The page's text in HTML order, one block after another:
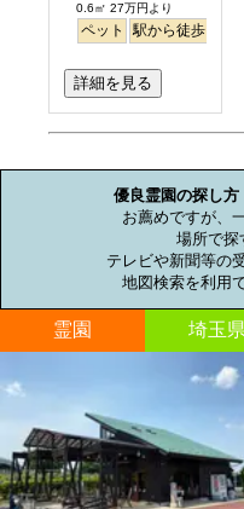
0.6㎡ 27万円より
ペット 駅から徒歩
詳細を見る
優良霊園の探し方
お薦めですが、
場所で探
テレビや新聞等の
地図検索を利用
霊園 埼玉県